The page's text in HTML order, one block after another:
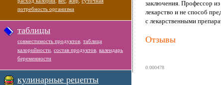
заключения. Профессор
лекарство и не способ
с лекарственными
Отзывы
0.000478
потребность организма
таблицы
совместимость продуктов таблица
калорийности состав продуктов календарь
беременности
кулинарные рецепты